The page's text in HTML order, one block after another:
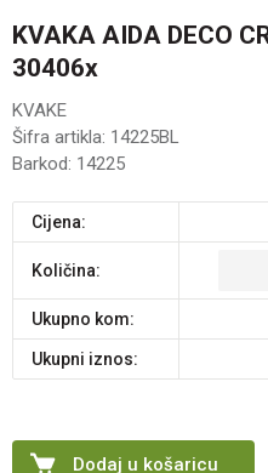
KVAKA AIDA DECO
30406x
KVAKE
Šifra artikla: 14225BL
Barkod: 14225
Cijena:
Količina:
Ukupno kom:
Ukupni iznos:
Dodaj u košaricu